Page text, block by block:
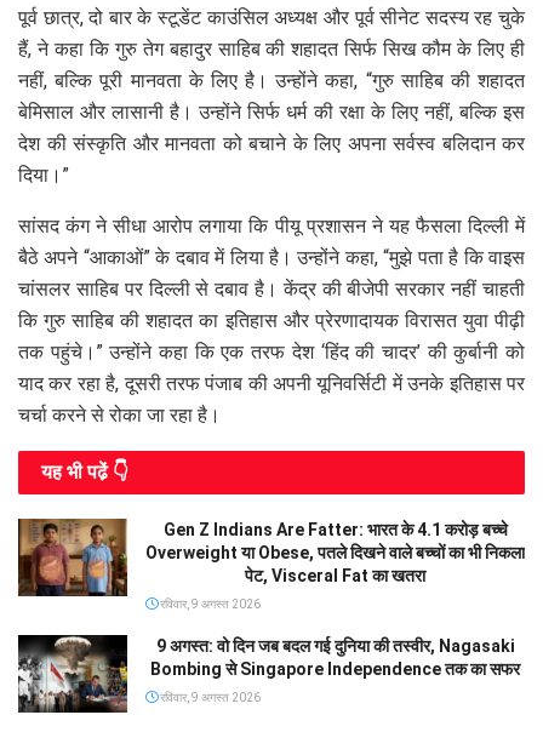
पूर्व छात्र, दो बार के स्टूडेंट काउंसिल अध्यक्ष और पूर्व सीनेट सदस्य रह चुके
हैं, ने कहा कि गुरु तेग बहादुर साहिब की शहादत सिर्फ सिख कौम के लिए ही
नहीं, बल्कि पूरी मानवता के लिए है। उन्होंने कहा, “गुरु साहिब की शहादत
बेमिसाल और लासानी है। उन्होंने सिर्फ धर्म की रक्षा के लिए नहीं, बल्कि इस
देश की संस्कृति और मानवता को बचाने के लिए अपना सर्वस्व बलिदान कर
दिया।”
सांसद कंग ने सीधा आरोप लगाया कि पीयू प्रशासन ने यह फैसला दिल्ली में
बैठे अपने “आकाओं” के दबाव में लिया है। उन्होंने कहा, “मुझे पता है कि वाइस
चांसलर साहिब पर दिल्ली से दबाव है। केंद्र की बीजेपी सरकार नहीं चाहती
कि गुरु साहिब की शहादत का इतिहास और प्रेरणादायक विरासत युवा पीढ़ी
तक पहुंचे।” उन्होंने कहा कि एक तरफ देश ‘हिंद की चादर’ की कुर्बानी को
याद कर रहा है, दूसरी तरफ पंजाब की अपनी यूनिवर्सिटी में उनके इतिहास पर
चर्चा करने से रोका जा रहा है।
यह भी पढे़ं 👇
Gen Z Indians Are Fatter: भारत के 4.1 करोड़ बच्चे
Overweight या Obese, पतले दिखने वाले बच्चों का भी निकला
पेट, Visceral Fat का खतरा
रविवार, 9 अगस्त 2026
9 अगस्त: वो दिन जब बदल गई दुनिया की तस्वीर, Nagasaki
Bombing से Singapore Independence तक का सफर
रविवार, 9 अगस्त 2026